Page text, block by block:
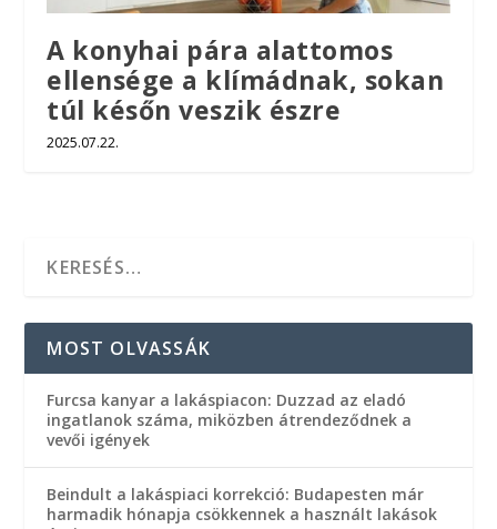
A konyhai pára alattomos
ellensége a klímádnak, sokan
túl későn veszik észre
2025.07.22.
MOST OLVASSÁK
Furcsa kanyar a lakáspiacon: Duzzad az eladó
ingatlanok száma, miközben átrendeződnek a
vevői igények
Beindult a lakáspiaci korrekció: Budapesten már
harmadik hónapja csökkennek a használt lakások